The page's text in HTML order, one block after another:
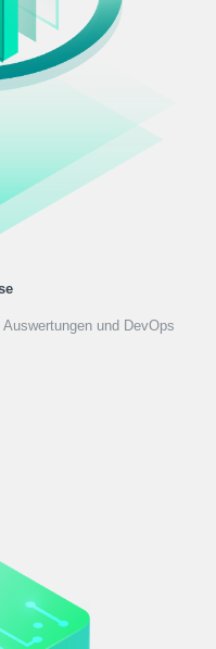
und DevOps